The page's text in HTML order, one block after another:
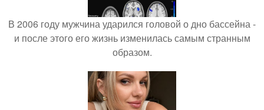
В 2006 году мужчина ударился головой о дно бассейна -
и после этого его жизнь изменилась самым странным
образом.